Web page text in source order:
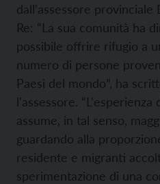
dall’assessore
Re: “La sua comunità ha
possibile offrire rifugio a
numero di persone
Paesi del mondo”, ha
l'assessore. “L'esperienza
assume, in tal senso,
guardando alla
residente e migranti
sperimentazione di una